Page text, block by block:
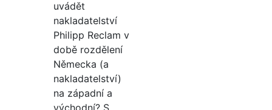
uvádět
nakladatelství
Philipp Reclam v
době rozdělení
Německa (a
nakladatelství)
na západní a
východní? S